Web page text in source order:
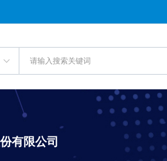
有限公司